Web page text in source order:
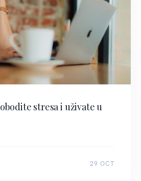
stresa i uživate u
29 OCT